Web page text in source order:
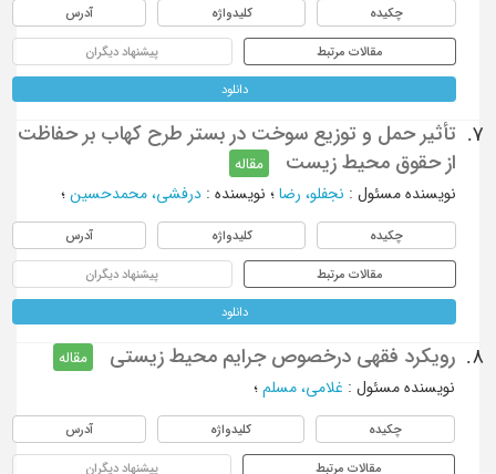
چکیده کلیدواژه آدرس
مقالات مرتبط پیشنهاد دیگران
دانلود
7.
تأثیر حمل و توزیع سوخت در بستر طرح کهاب بر حفاظت
از حقوق محیط زیست
مقاله
نویسنده مسئول : نجفلو، رضا؛ نویسنده: درفشی، محمدحسین؛
چکیده کلیدواژه آدرس
مقالات مرتبط پیشنهاد دیگران
دانلود
8. رویکرد فقهی درخصوص جرایم محیط زیستی
مقاله
نویسنده مسئول : غلامی، مسلم؛
چکیده کلیدواژه آدرس
مقالات مرتبط پیشنهاد دیگران